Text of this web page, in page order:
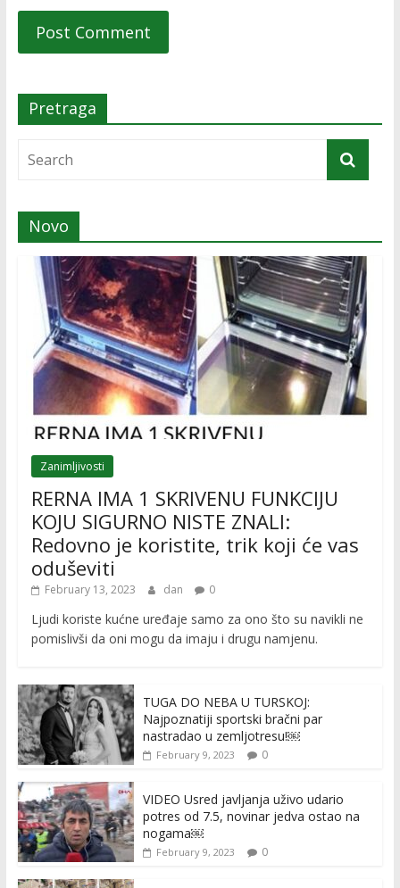
Pretraga
Novo
Zanimljivosti
RERNA IMA 1 SKRIVENU FUNKCIJU
KOJU SIGURNO NISTE ZNALI:
Redovno je koristite, trik koji će vas
oduševiti
February 13, 2023 dan 0
Ljudi koriste kućne uređaje samo za ono što su navikli ne
pomislivši da oni mogu da imaju i drugu namjenu.
TUGA DO NEBA U TURSKOJ:
Najpoznatiji sportski bračni par
nastradao u zemljotresu!￼
February 9, 2023 0
VIDEO Usred javljanja uživo udario
potres od 7.5, novinar jedva ostao na
nogama￼
February 9, 2023 0